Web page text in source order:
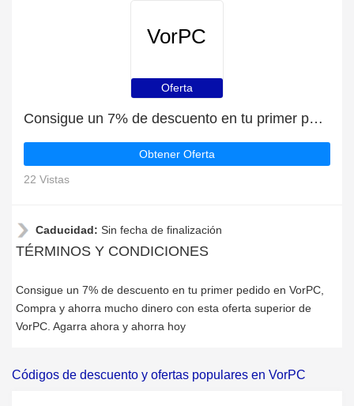
VorPC
Oferta
Consigue un 7% de descuento en tu primer pedido en VorPC
Obtener Oferta
22 Vistas
Caducidad: Sin fecha de finalización
TÉRMINOS Y CONDICIONES
Consigue un 7% de descuento en tu primer pedido en VorPC,
Compra y ahorra mucho dinero con esta oferta superior de
VorPC. Agarra ahora y ahorra hoy
Códigos de descuento y ofertas populares en VorPC